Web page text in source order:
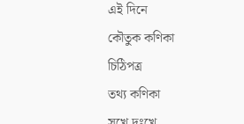
এই দিনে
কৌতুক কণিকা
চিঠিপত্র
তথ্য কণিকা